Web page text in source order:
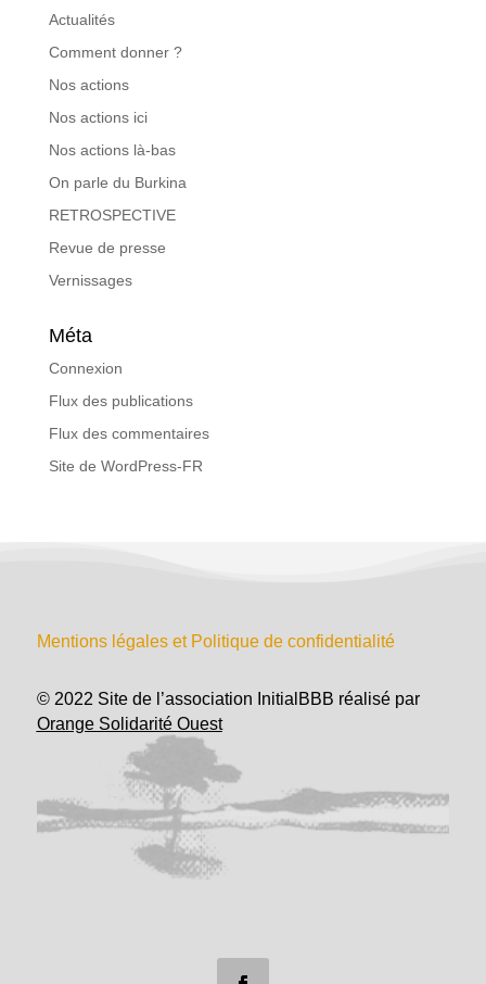
Actualités
Comment donner ?
Nos actions
Nos actions ici
Nos actions là-bas
On parle du Burkina
RETROSPECTIVE
Revue de presse
Vernissages
Méta
Connexion
Flux des publications
Flux des commentaires
Site de WordPress-FR
Mentions légales et Politique de confidentialité
© 2022 Site de l’association InitialBBB réalisé par
Orange Solidarité Ouest